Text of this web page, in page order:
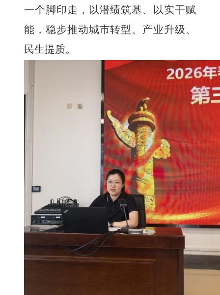
一个脚印走，以潜绩筑基、以实干赋
能，稳步推动城市转型、产业升级、
民生提质。